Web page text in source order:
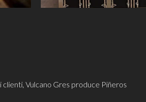
Vulcano Gres produce Piñeros